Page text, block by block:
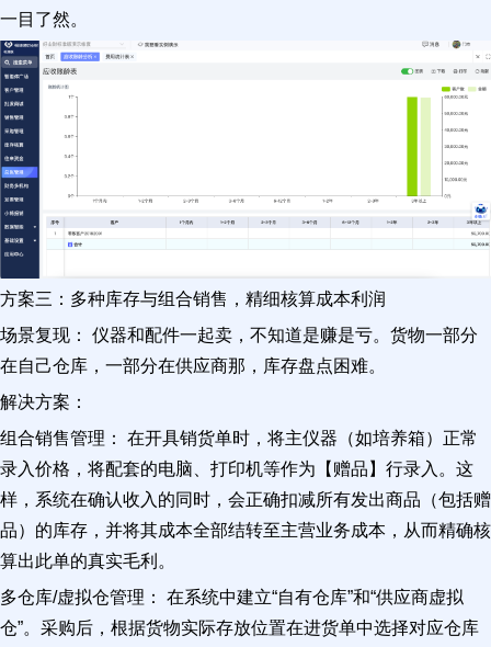
一目了然。
方案三：多种库存与组合销售，精细核算成本利润
场景复现： 仪器和配件一起卖，不知道是赚是亏。货物一部分
在自己仓库，一部分在供应商那，库存盘点困难。
解决方案：
组合销售管理： 在开具销货单时，将主仪器（如培养箱）正常
录入价格，将配套的电脑、打印机等作为【赠品】行录入。这
样，系统在确认收入的同时，会正确扣减所有发出商品（包括赠
品）的库存，并将其成本全部结转至主营业务成本，从而精确核
算出此单的真实毛利。
多仓库/虚拟仓管理： 在系统中建立“自有仓库”和“供应商虚拟
仓”。采购后，根据货物实际存放位置在进货单中选择对应仓库